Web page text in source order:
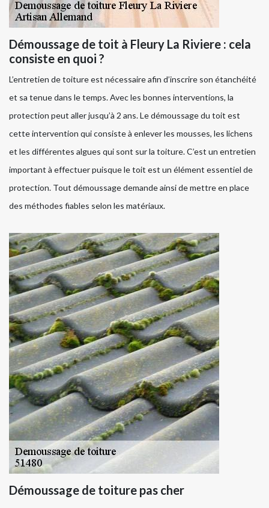
Démoussage de toit à Fleury La Riviere : cela
consiste en quoi ?
L’entretien de toiture est nécessaire afin d’inscrire son étanchéité
et sa tenue dans le temps. Avec les bonnes interventions, la
protection peut aller jusqu’à 2 ans. Le démoussage du toit est
cette intervention qui consiste à enlever les mousses, les lichens
et les différentes algues qui sont sur la toiture. C’est un entretien
important à effectuer puisque le toit est un élément essentiel de
protection. Tout démoussage demande ainsi de mettre en place
des méthodes fiables selon les matériaux.
Démoussage de toiture pas cher